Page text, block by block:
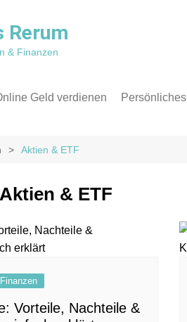
Rerum
& Finanzen
Geld verdienen
Social Media
Persönliches
Aktien & ETF
Aktien & ETF
Finanzen
Vorteile, Nachteile &